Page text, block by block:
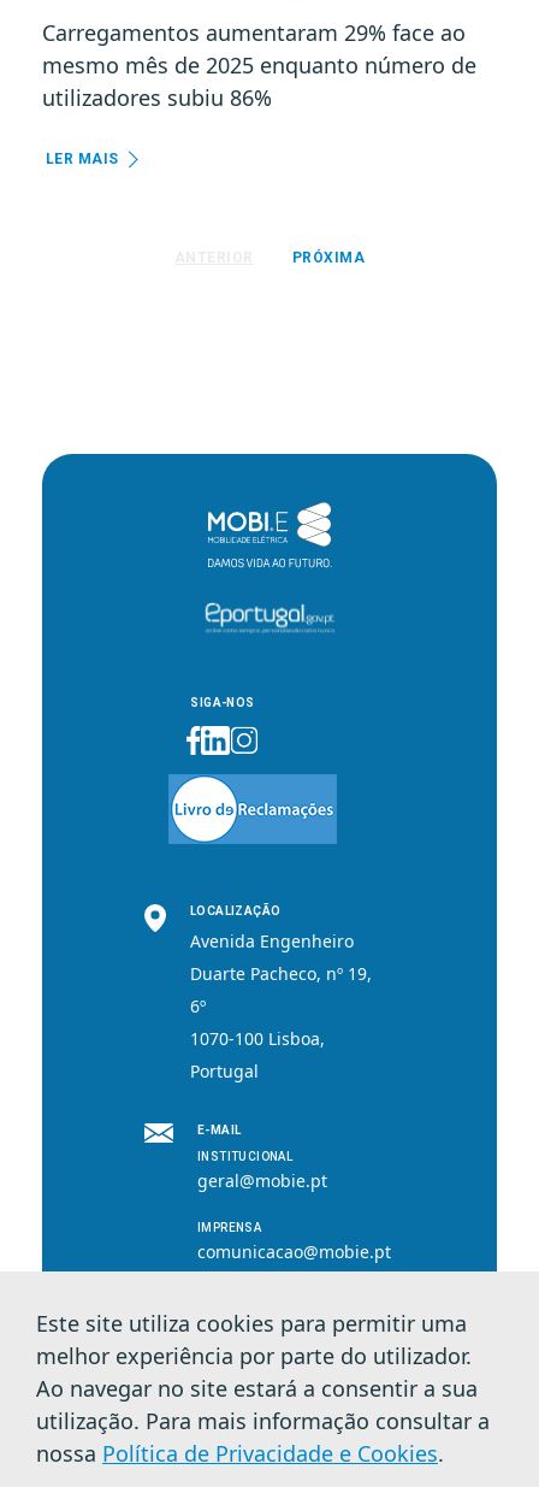
Carregamentos aumentaram 29% face ao
mesmo mês de 2025 enquanto número de
utilizadores subiu 86%
LER MAIS
PRÓXIMA
SIGA-NOS
LOCALIZAÇÃO
Avenida Engenheiro
Duarte Pacheco, nº 19,
6º
1070-100 Lisboa,
Portugal
E-MAIL
INSTITUCIONAL
geral@mobie.pt
IMPRENSA
comunicacao@mobie.pt
© 2026 MOBI.E. Todos os direitos reservados.
Política de Privacidade e Cookies
Este site utiliza cookies para permitir uma
melhor experiência por parte do utilizador.
Ao navegar no site estará a consentir a sua
utilização. Para mais informação consultar a
nossa Política de Privacidade e Cookies.